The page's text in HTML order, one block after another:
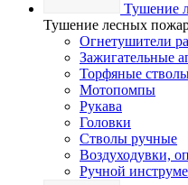
Тушение
Тушение лесных
Огнетушители
Зажигательные
Торфяные
Мотопомпы
Рукава
Головки
Стволы ручные
Воздуходувки,
Ручной